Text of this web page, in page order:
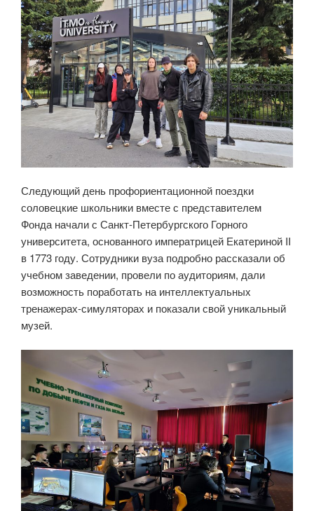
Следующий день профориентационной поездки
соловецкие школьники вместе с представителем
Фонда начали с Санкт-Петербургского Горного
университета, основанного императрицей Екатериной II
в 1773 году. Сотрудники вуза подробно рассказали об
учебном заведении, провели по аудиториям, дали
возможность поработать на интеллектуальных
тренажерах-симуляторах и показали свой уникальный
музей.